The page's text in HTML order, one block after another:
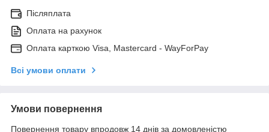
Післяплата
Оплата на рахунок
Оплата карткою Visa, Mastercard - WayForPay
Всі умови оплати
Умови повернення
Повернення товару впродовж 14 днів за домовленістю